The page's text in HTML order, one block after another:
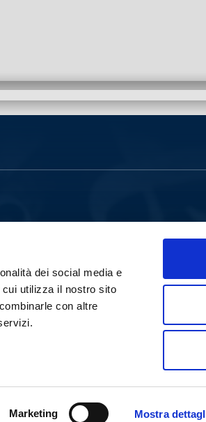
dei social media e
utilizza il nostro sito
con altre
Marketing Mostra
PALUMBO EDITORE
HTTPS://